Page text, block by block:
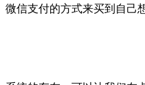
微信支付的方式来买到自己